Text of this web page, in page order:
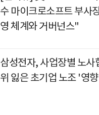
수 마이크로소프트 부사
영 체계와 거버넌스"
삼성전자, 사업장별 노
위 잃은 초기업 노조 '영